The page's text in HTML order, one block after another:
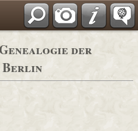
Adressbücher
der
Berlin